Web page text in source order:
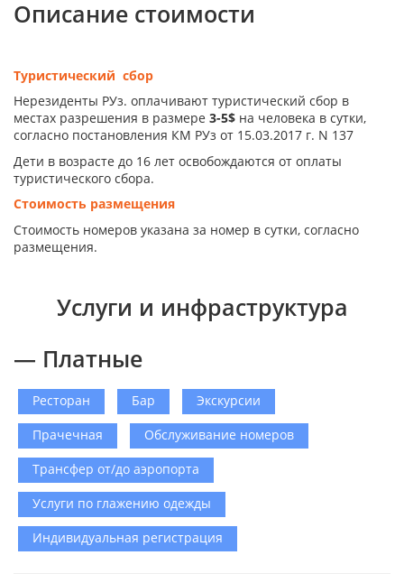
Описание стоимости
Туристический сбор
Нерезиденты РУз. оплачивают туристический сбор в
местах разрешения в размере 3-5$ на человека в сутки,
согласно постановления КМ РУз от 15.03.2017 г. N 137
Дети в возрасте до 16 лет освобождаются от оплаты
туристического сбора.
Стоимость размещения
Стоимость номеров указана за номер в сутки, согласно
размещения.
Услуги и инфраструктура
— Платные
Ресторан Бар
Экскурсии
Прачечная
Обслуживание номеров
Трансфер от/до аэропорта
Услуги по глажению одежды
Индивидуальная регистрация